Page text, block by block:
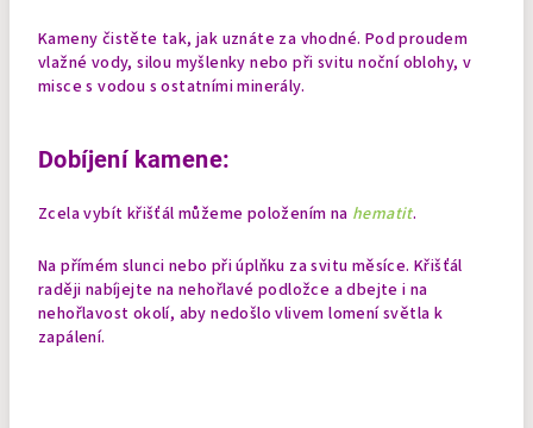
Kameny čistěte tak, jak uznáte za vhodné. Pod proudem
vlažné vody, silou myšlenky nebo při svitu noční oblohy, v
misce s vodou s ostatními minerály.
Dobíjení kamene:
Zcela vybít křišťál můžeme položením na hematit.
Na přímém slunci nebo při úplňku za svitu měsíce. Křišťál
raději nabíjejte na nehořlavé podložce a dbejte i na
nehořlavost okolí, aby nedošlo vlivem lomení světla k
zapálení.